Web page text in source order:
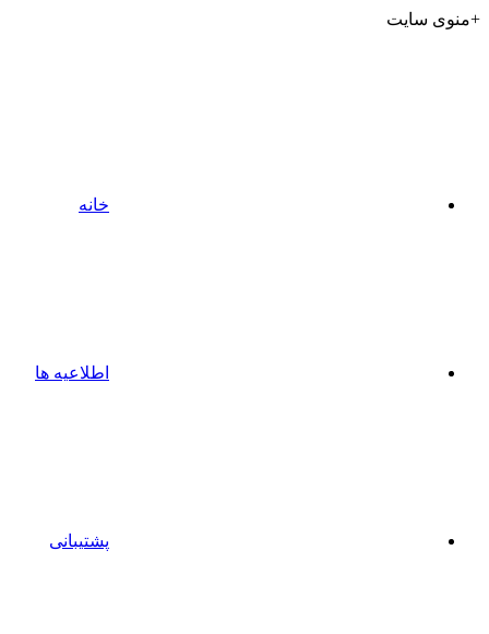
+منوی سایت
خانه
اطلاعیه ها
پشتیبانی